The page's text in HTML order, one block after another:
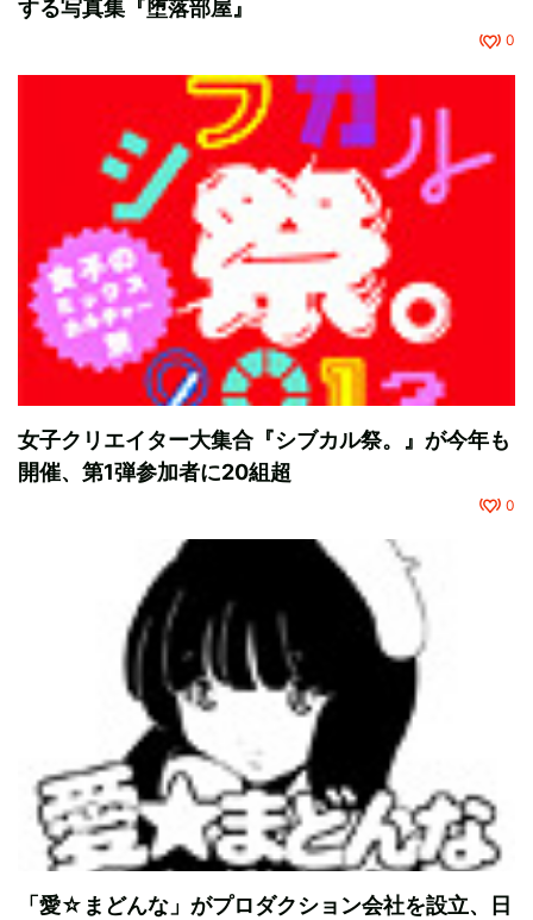
する写真集『堕落部屋』
0
女子クリエイター大集合『シブカル祭。』が今年も
開催、第1弾参加者に20組超
0
「愛☆まどんな」がプロダクション会社を設立、日